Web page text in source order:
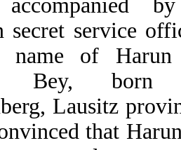
accompanied
secret service
name of
Bey,
Lausitz
that